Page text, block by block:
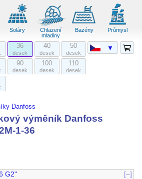
Soláry
Chlazení
mladiny
Bazény Průmysl
36
desek
40
desek
50
desek
90
desek
100
desek
110
desek
Danfoss
výměník Danfoss
1-36
G2"
[–]
▼